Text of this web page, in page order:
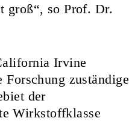
groß“, so Prof. Dr.
Irvine
zuständige
der
Wirkstoffklasse